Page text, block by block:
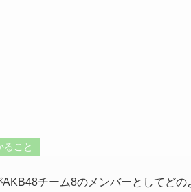
ること
AKB48チーム8のメンバーとしてどの